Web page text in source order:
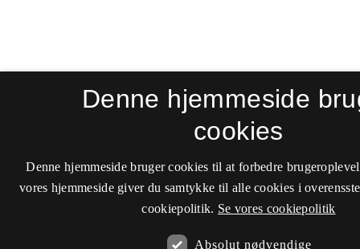
Denne hjemmeside
cookies
Denne hjemmeside bruger cookies til at forbedre
vores hjemmeside giver du samtykke til alle cookies i
cookiepolitik. Se vores cookiepolitik
Absolut nødvendige